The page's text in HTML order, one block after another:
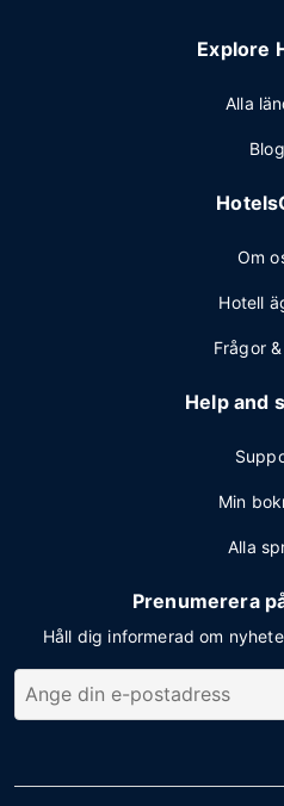
Explore
Alla
Blog
Om
Hotell
Frågor
Help and
Min
Alla
Prenumerera
Håll dig informerad om